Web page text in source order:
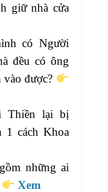
giữ nhà cửa
có Người
đều có ông
được?
Thiền lại bị
1 cách Khoa
những ai
Xem